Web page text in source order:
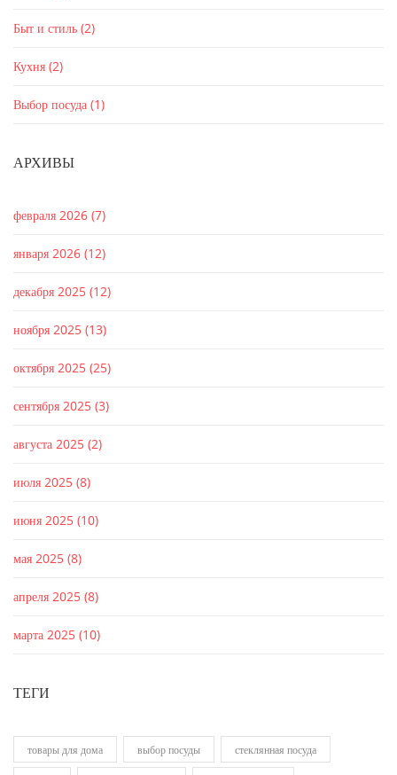
Быт и стиль (2)
Кухня (2)
Выбор посуда (1)
АРХИВЫ
февраля 2026 (7)
января 2026 (12)
декабря 2025 (12)
ноября 2025 (13)
октября 2025 (25)
сентября 2025 (3)
августа 2025 (2)
июля 2025 (8)
июня 2025 (10)
мая 2025 (8)
апреля 2025 (8)
марта 2025 (10)
ТЕГИ
товары для дома выбор посуды стеклянная посуда